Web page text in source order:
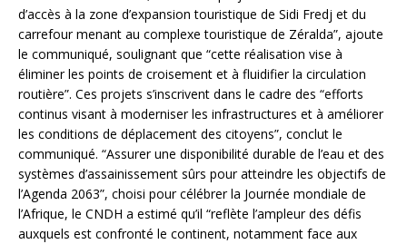
d’accès à la zone d’expansion touristique de Sidi Fredj et du
carrefour menant au complexe touristique de Zéralda”, ajoute
le communiqué, soulignant que “cette réalisation vise à
éliminer les points de croisement et à fluidifier la circulation
routière”. Ces projets s’inscrivent dans le cadre des “efforts
continus visant à moderniser les infrastructures et à améliorer
les conditions de déplacement des citoyens”, conclut le
communiqué. “Assurer une disponibilité durable de l’eau et des
systèmes d’assainissement sûrs pour atteindre les objectifs de
l’Agenda 2063”, choisi pour célébrer la Journée mondiale de
l’Afrique, le CNDH a estimé qu’il “reflète l’ampleur des défis
auxquels est confronté le continent, notamment face aux